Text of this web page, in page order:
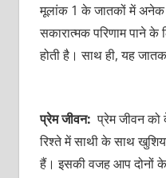
मूलांक 1 के जातकों में अनेक
सकारात्मक परिणाम पाने के
होती है। साथ ही, यह
प्रेम जीवन: प्रेम जीवन
रिश्ते में साथी के साथ
हैं। इसकी वजह आप दोनों